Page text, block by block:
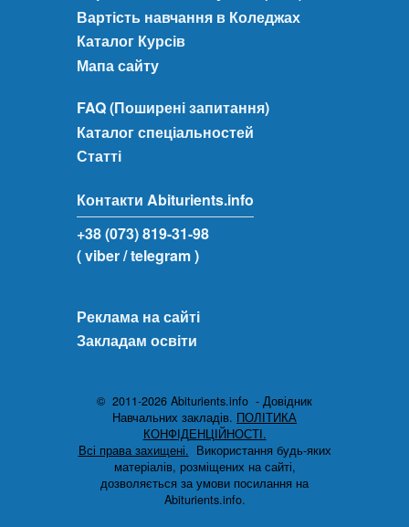
Вартість навчання в Коледжах
Каталог Курсів
Мапа сайту
FAQ (Поширені запитання)
Каталог спеціальностей
Статті
Контакти Abiturients.info
+38 (073) 819-31-98
( viber/ telegram )
Реклама на сайті
Закладам освіти
© 2011-2026 Abiturients.info - Довідник
Навчальних закладів. ПОЛІТИКА
КОНФІДЕНЦІЙНОСТІ.
Всі права захищені. Використання будь-яких
матеріалів, розміщених на сайті,
дозволяється за умови посилання на
Abiturients.info.